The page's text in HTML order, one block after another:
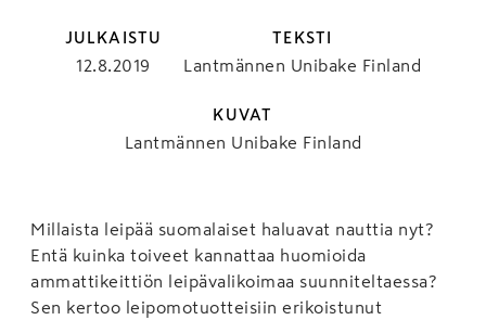
JULKAISTU
12.8.2019
TEKSTI
Lantmännen Unibake Finland
KUVAT
Lantmännen Unibake Finland
Millaista leipää suomalaiset haluavat nauttia nyt?
Entä kuinka toiveet kannattaa huomioida
ammattikeittiön leipävalikoimaa suunniteltaessa?
Sen kertoo leipomotuotteisiin erikoistunut